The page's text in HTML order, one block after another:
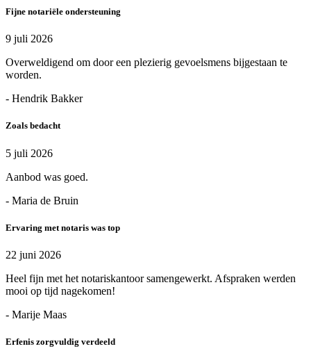
Fijne notariële ondersteuning
9 juli 2026
Overweldigend om door een plezierig gevoelsmens bijgestaan te
worden.
- Hendrik Bakker
Zoals bedacht
5 juli 2026
Aanbod was goed.
- Maria de Bruin
Ervaring met notaris was top
22 juni 2026
Heel fijn met het notariskantoor samengewerkt. Afspraken werden
mooi op tijd nagekomen!
- Marije Maas
Erfenis zorgvuldig verdeeld